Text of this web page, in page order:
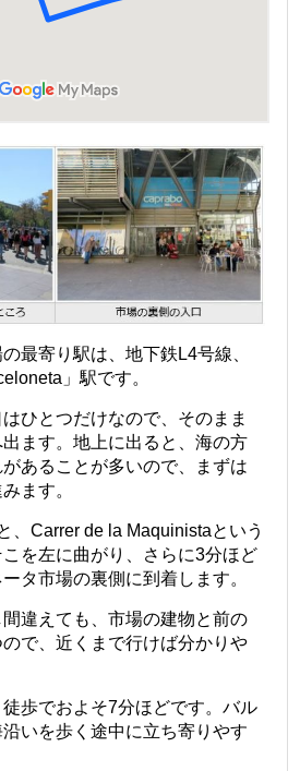
最寄り駅は、地下鉄L4号線、
」駅です。
ひとつだけなので、そのまま
ます。地上に出ると、海の方
あることが多いので、まずは
ます。
、Carrer de la Maquinistaという
を左に曲がり、さらに3分ほど
タ市場の裏側に到着します。
違えても、市場の建物と前の
で、近くまで行けば分かりや
歩でおよそ7分ほどです。バル
いを歩く途中に立ち寄りやす